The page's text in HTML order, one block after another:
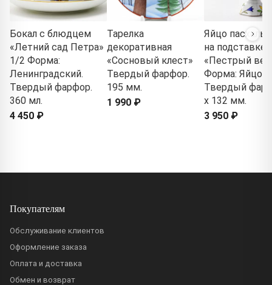
Бокал с блюдцем
«Летний сад Петра»
1/2 Форма:
Ленинградский.
Твердый фарфор.
360 мл.
4 450 ₽
Тарелка
декоративная
«Сосновый клест»
Твердый фарфор.
195 мм.
1 990 ₽
Яйцо
на подставке
«Пестрый
Форма: Яйцо.
Твердый
x 132 мм.
3 950 ₽
Покупателям
Обслуживание клиентов
Оформление заказа
Оплата и доставка
Обмен и возврат